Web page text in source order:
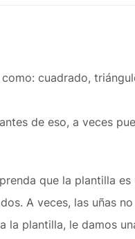
cuadrado,
de eso, a veces
que la plantilla
A veces, las uñas
la plantilla, le damos